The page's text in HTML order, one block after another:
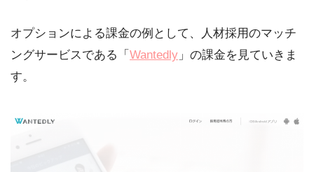
オプションによる課金の例として、人材採用のマッチ
ングサービスである「 Wantedly 」の課金を見ていきま
す。